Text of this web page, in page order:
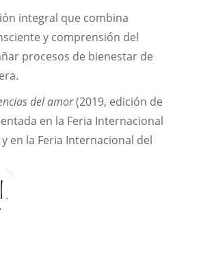
integral que combina
y comprensión del
procesos de bienestar de
del amor(2019, edición de
en la Feria Internacional
en la Feria Internacional del